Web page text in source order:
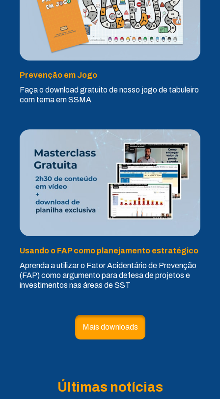
Prevenção em Jogo
Faça o download gratuito de nosso jogo de tabuleiro
com tema em SSMA
Usando o FAP como planejamento estratégico
Aprenda a utilizar o Fator Acidentário de Prevenção
(FAP) como argumento para defesa de projetos e
investimentos nas áreas de SST
Mais downloads
Últimas notícias